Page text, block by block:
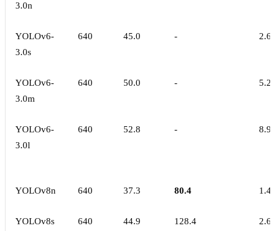
3.0n
YOLOv6-
3.0s
640 45.0 -
YOLOv6-
3.0m
640 50.0 -
YOLOv6-
3.0l
640 52.8 -
YOLOv8n 640 37.3 80.4
YOLOv8s 640 44.9 128.4